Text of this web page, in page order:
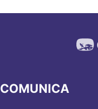
COMUNICA